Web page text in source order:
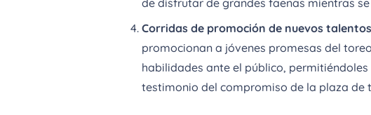
de disfrutar de grandes faenas mientras
Corridas de promoción de nuevos
promocionan a jóvenes promesas del
habilidades ante el público,
testimonio del compromiso de la plaza